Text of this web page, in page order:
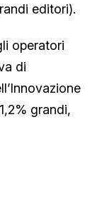
editori).
operatori
di
grandi,